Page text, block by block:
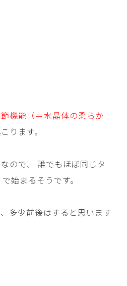
機能（＝水晶体の柔らか
ります。
ので、 誰でもほぼ同じタ
始まるそうです。
多少前後はすると思います